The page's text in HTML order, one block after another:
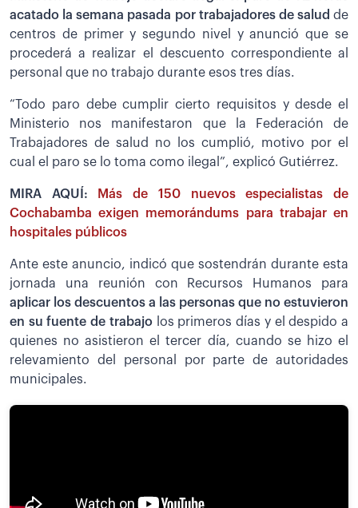
acatado la semana pasada por trabajadores de salud de
centros de primer y segundo nivel y anunció que se
procederá a realizar el descuento correspondiente al
personal que no trabajo durante esos tres días.
“Todo paro debe cumplir cierto requisitos y desde el
Ministerio nos manifestaron que la Federación de
Trabajadores de salud no los cumplió, motivo por el
cual el paro se lo toma como ilegal”, explicó Gutiérrez.
MIRA AQUÍ:
Más de 150 nuevos especialistas de
Cochabamba exigen memorándums para trabajar en
hospitales públicos
Ante este anuncio, indicó que sostendrán durante esta
jornada una reunión con Recursos Humanos para
aplicar los descuentos a las personas que no estuvieron
en su fuente de trabajo los primeros días y el despido a
quienes no asistieron el tercer día, cuando se hizo el
relevamiento del personal por parte de autoridades
municipales.